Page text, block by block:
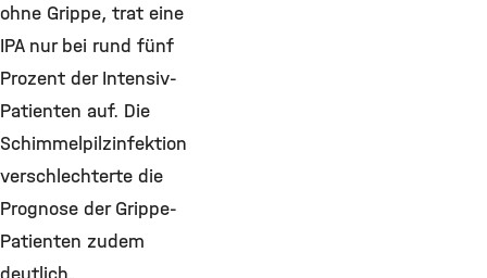
ohne Grippe, trat eine
IPA nur bei rund fünf
Prozent der Intensiv-
Patienten auf. Die
Schimmelpilzinfektion
verschlechterte die
Prognose der Grippe-
Patienten zudem